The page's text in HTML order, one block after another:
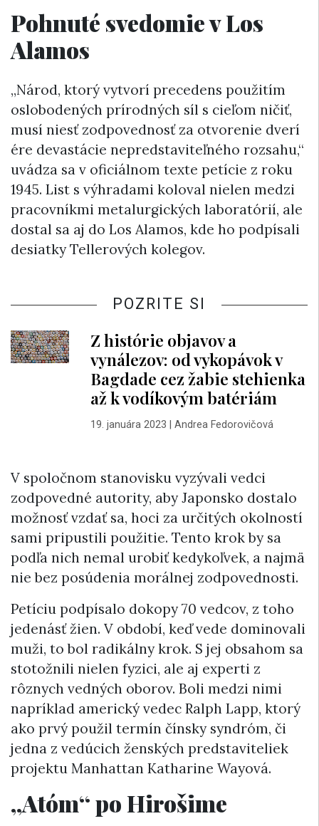
Pohnuté svedomie v Los
Alamos
„Národ, ktorý vytvorí precedens použitím
oslobodených prírodných síl s cieľom ničiť,
musí niesť zodpovednosť za otvorenie dverí
ére devastácie nepredstaviteľného rozsahu,“
uvádza sa v oficiálnom texte petície z roku
1945. List s výhradami koloval nielen medzi
pracovníkmi metalurgických laboratórií, ale
dostal sa aj do Los Alamos, kde ho podpísali
desiatky Tellerových kolegov.
POZRITE SI
Z histórie objavov a
vynálezov: od vykopávok v
Bagdade cez žabie stehienka
až k vodíkovým batériám
19. januára 2023 Andrea Fedorovičová
V spoločnom stanovisku vyzývali vedci
zodpovedné autority, aby Japonsko dostalo
možnosť vzdať sa, hoci za určitých okolností
sami pripustili použitie. Tento krok by sa
podľa nich nemal urobiť kedykoľvek, a najmä
nie bez posúdenia morálnej zodpovednosti.
Petíciu podpísalo dokopy 70 vedcov, z toho
jedenásť žien. V období, keď vede dominovali
muži, to bol radikálny krok. S jej obsahom sa
stotožnili nielen fyzici, ale aj experti z
rôznych vedných oborov. Boli medzi nimi
napríklad americký vedec Ralph Lapp, ktorý
ako prvý použil termín čínsky syndróm, či
jedna z vedúcich ženských predstaviteliek
projektu Manhattan Katharine Wayová.
„Atóm“ po Hirošime